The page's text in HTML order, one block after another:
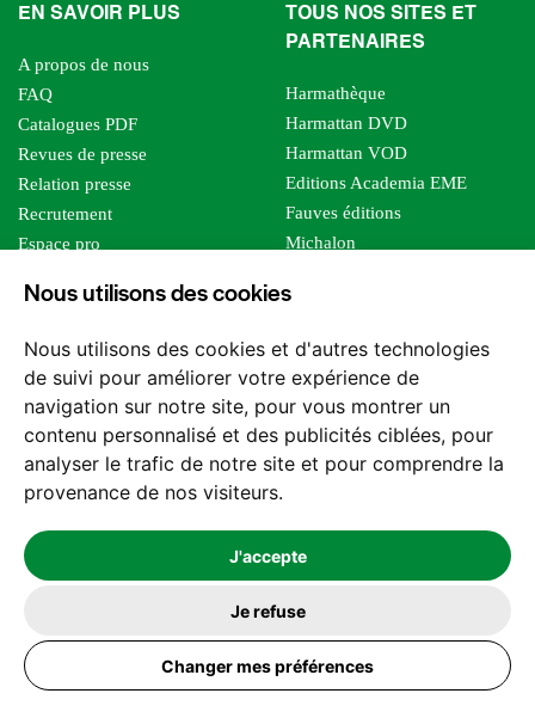
Nous utilisons des cookies
Nous utilisons des cookies et d'autres technologies
de suivi pour améliorer votre expérience de
navigation sur notre site, pour vous montrer un
contenu personnalisé et des publicités ciblées, pour
analyser le trafic de notre site et pour comprendre la
provenance de nos visiteurs.
J'accepte
Je refuse
Changer mes préférences
EN SAVOIR PLUS
A propos de nous
FAQ
Catalogues PDF
Revues de presse
Relation presse
Recrutement
Espace pro
Foreign rights
TOUS NOS SITES ET
PARTENAIRES
Harmathèque
Harmattan DVD
Harmattan VOD
Editions Academia EME
Fauves éditions
Michalon
Editions Sutton
Les impliqués
Tous les éditeurs
Tous nos auteurs
Nos structures
Nous contacter
2026 -© Les Editions l'Harmattan. Tous droits réservés - Site réalisé par
Mentions légales
Politique de confidentialité